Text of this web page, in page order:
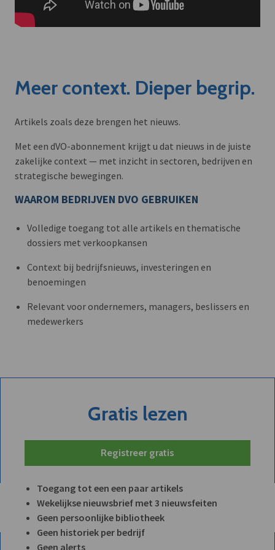
Meer context. Dieper begrip.
Artikels zoals deze brengen het nieuws.
Met een dVO-abonnement krijgt u dat nieuws in de juiste
zakelijke context — met inzicht in sectoren, bedrijven en
strategische bewegingen.
WAAROM BEDRIJVEN DVO GEBRUIKEN
Volledige toegang tot alle artikels en thematische
dossiers met verkoopkansen
Context bij bedrijfsnieuws, investeringen en
benoemingen
Relevant voor ondernemers, managers, beslissers en
medewerkers
Gratis lezen
Registreer gratis
Toegang tot een een paar artikels
Wekelijkse nieuwsbrief met 3 nieuwsfeiten
Geen persoonlijke bibliotheek
Geen historiek per bedrijf
Geen alerts